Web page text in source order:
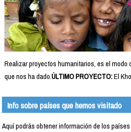
Realizar proyectos humanitarios, es el modo
que nos ha dado.ÚLTIMO PROYECTO:El
Info sobre países que hemos visitado
Aquí podrás obtener información de los